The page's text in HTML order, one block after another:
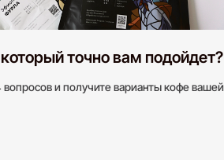
Услуги
точно вам подойдет?
вопросов и получите варианты кофе вашей